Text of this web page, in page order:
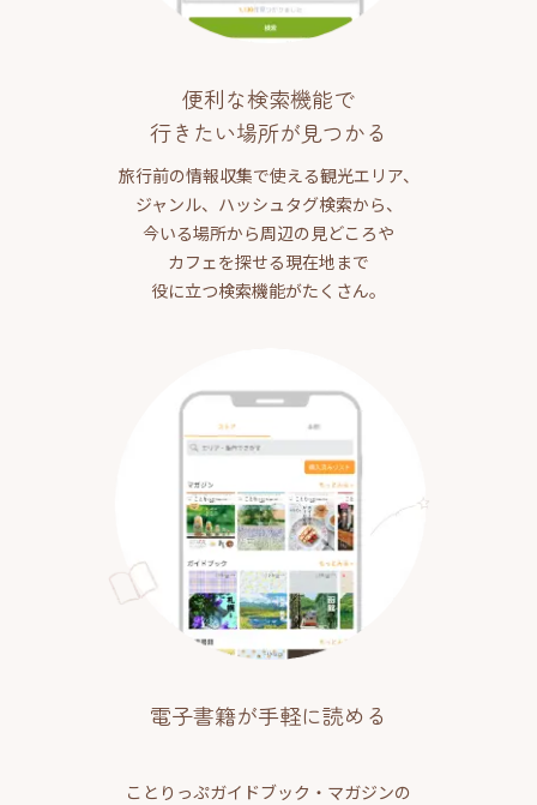
便利な検索機能で
行きたい場所が見つかる
旅行前の情報収集で使える観光エリア、
ジャンル、ハッシュタグ検索から、
今いる場所から周辺の見どころや
カフェを探せる現在地まで
役に立つ検索機能がたくさん。
電子書籍が手軽に読める
ことりっぷガイドブック・マガジンの